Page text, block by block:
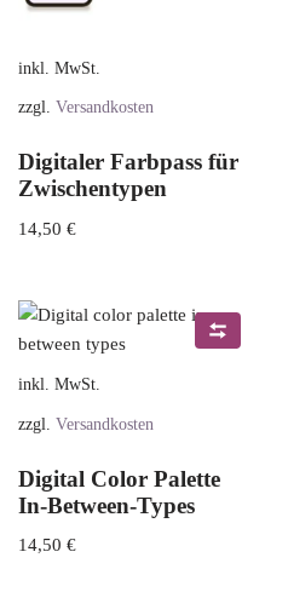
inkl. MwSt.
zzgl. Versandkosten
Digitaler Farbpass für
Zwischentypen
14,50 €
inkl. MwSt.
zzgl. Versandkosten
Digital Color Palette
In-Between-Types
14,50 €